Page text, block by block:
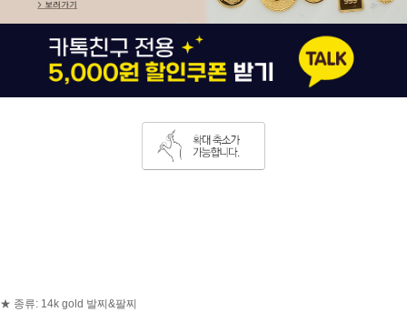
★ 종류: 14k gold 발찌&팔찌